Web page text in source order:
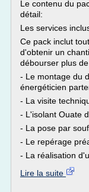
Le contenu du
détail:
Les services
Ce pack inclut
d'obtenir un
débourser plus
- Le montage du
énergéticien
- La visite
- L'isolant Ouate
- La pose par
- Le repérage
- La réalisation
Lire la suite